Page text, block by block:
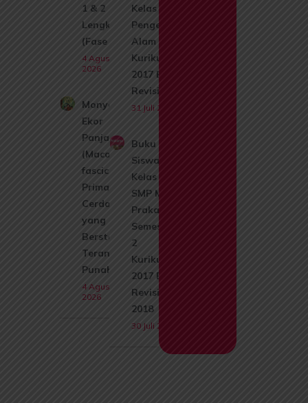
1 & 2
Lengkap
(Fase A)
4 Agustus
2026
Monyet
Ekor
Panjang
(Macaca
fascicularis):
Primata
Cerdas
yang Kini
Berstatus
Terancam
Punah
4 Agustus
2026
Kelas 9 Ilmu
Pengetahuan
Alam IPA
Kurikulum
2017 Edisi
Revisi 2017
31 Juli 2026
Buku
Siswa
Kelas 9
SMP MTs
Prakarya
Semester
2
Kurikulum
2017 Edisi
Revisi
2018
30 Juli 2026